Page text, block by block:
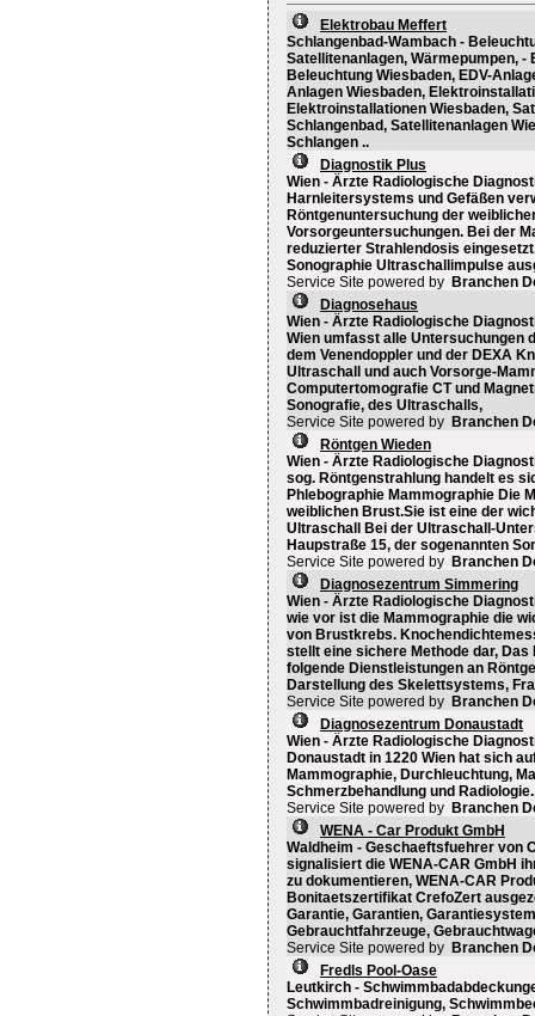
Elektrobau Meffert
Schlangenbad-Wambach -
Satellitenanlagen, Wärmepumpen,
Beleuchtung Wiesbaden, EDV-
Anlagen Wiesbaden,
Elektroinstallationen Wiesbaden,
Schlangenbad, Satellitenanlagen
Schlangen ..
Diagnostik Plus
Wien - Ärzte Radiologische
Harnleitersystems und Gefäßen
Röntgenuntersuchung der
Vorsorgeuntersuchungen. Bei der
reduzierter Strahlendosis
Sonographie Ultraschallimpulse
Service Site powered by Branchen
Diagnosehaus
Wien - Ärzte Radiologische
Wien umfasst alle Untersuchungen
dem Venendoppler und der DEXA
Ultraschall und auch Vorsorge-
Computertomografie CT und
Sonografie, des Ultraschalls,
Service Site powered by Branchen
Röntgen Wieden
Wien - Ärzte Radiologische
sog. Röntgenstrahlung handelt es
Phlebographie Mammographie Die
weiblichen Brust.Sie ist eine der
Ultraschall Bei der Ultraschall-
Haupstraße 15, der sogenannten
Service Site powered by Branchen
Diagnosezentrum Simmering
Wien - Ärzte Radiologische
wie vor ist die Mammographie die
von Brustkrebs.
stellt eine sichere Methode dar,
folgende Dienstleistungen an
Darstellung des Skelettsystems,
Service Site powered by Branchen
Diagnosezentrum Donaustadt
Wien - Ärzte Radiologische
Donaustadt in 1220 Wien hat sich
Mammographie, Durchleuchtung,
Schmerzbehandlung und
Service Site powered by Branchen
WENA - Car Produkt GmbH
Waldheim - Geschaeftsfuehrer von
signalisiert die WENA-CAR GmbH
zu dokumentieren, WENA-CAR
Bonitaetszertifikat CrefoZert
Garantie, Garantien,
Gebrauchtfahrzeuge,
Service Site powered by Branchen
Fredls Pool-Oase
Leutkirch -
Schwimmbadreinigung,